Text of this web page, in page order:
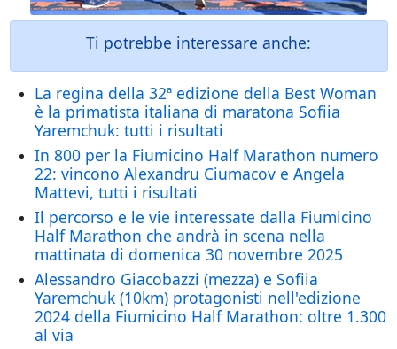
Ti potrebbe interessare anche:
La regina della 32ª edizione della Best Woman
è la primatista italiana di maratona Sofiia
Yaremchuk: tutti i risultati
In 800 per la Fiumicino Half Marathon numero
22: vincono Alexandru Ciumacov e Angela
Mattevi, tutti i risultati
Il percorso e le vie interessate dalla Fiumicino
Half Marathon che andrà in scena nella
mattinata di domenica 30 novembre 2025
Alessandro Giacobazzi (mezza) e Sofiia
Yaremchuk (10km) protagonisti nell'edizione
2024 della Fiumicino Half Marathon: oltre 1.300
al via